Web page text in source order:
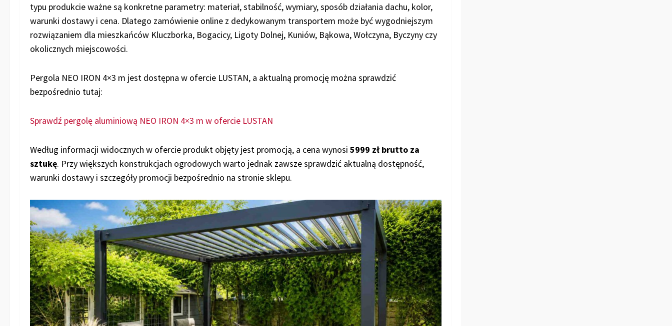
typu produkcie ważne są konkretne parametry: materiał, stabilność, wymiary, sposób działania dachu, kolor,
warunki dostawy i cena. Dlatego zamówienie online z dedykowanym transportem może być wygodniejszym
rozwiązaniem dla mieszkańców Kluczborka, Bogacicy, Ligoty Dolnej, Kuniów, Bąkowa, Wołczyna, Byczyny czy
okolicznych miejscowości.
Pergola NEO IRON 4×3 m jest dostępna w ofercie LUSTAN, a aktualną promocję można sprawdzić
bezpośrednio tutaj:
Sprawdź pergolę aluminiową NEO IRON 4×3 m w ofercie LUSTAN
Według informacji widocznych w ofercie produkt objęty jest promocją, a cena wynosi 5999 zł brutto za
sztukę. Przy większych konstrukcjach ogrodowych warto jednak zawsze sprawdzić aktualną dostępność,
warunki dostawy i szczegóły promocji bezpośrednio na stronie sklepu.